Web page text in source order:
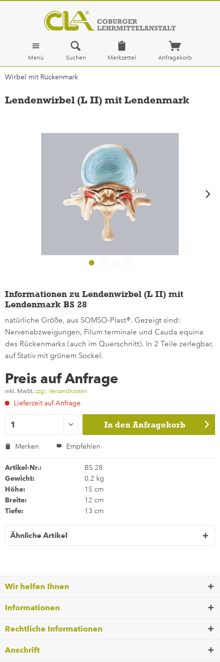
Menü Suchen Merkzettel Anfragekorb
Wirbel mit Rückenmark
Lendenwirbel (L II) mit Lendenmark
Informationen zu Lendenwirbel (L II) mit
Lendenmark BS 28
natürliche Größe, aus SOMSO-Plast®. Gezeigt sind:
Nervenabzweigungen, Filum terminale und Cauda equina
des Rückenmarks (auch im Querschnitt). In 2 Teile zerlegbar,
auf Stativ mit grünem Sockel.
Preis auf Anfrage
inkl. MwSt. zzgl. Versandkosten
Lieferzeit auf Anfrage
In den Anfragekorb
Merken Empfehlen
Artikel-Nr.: BS 28
Gewicht: 0.2 kg
Höhe: 15 cm
Breite: 12 cm
Tiefe: 13 cm
Ähnliche Artikel
Wir helfen Ihnen
Informationen
Rechtliche Informationen
Anschrift